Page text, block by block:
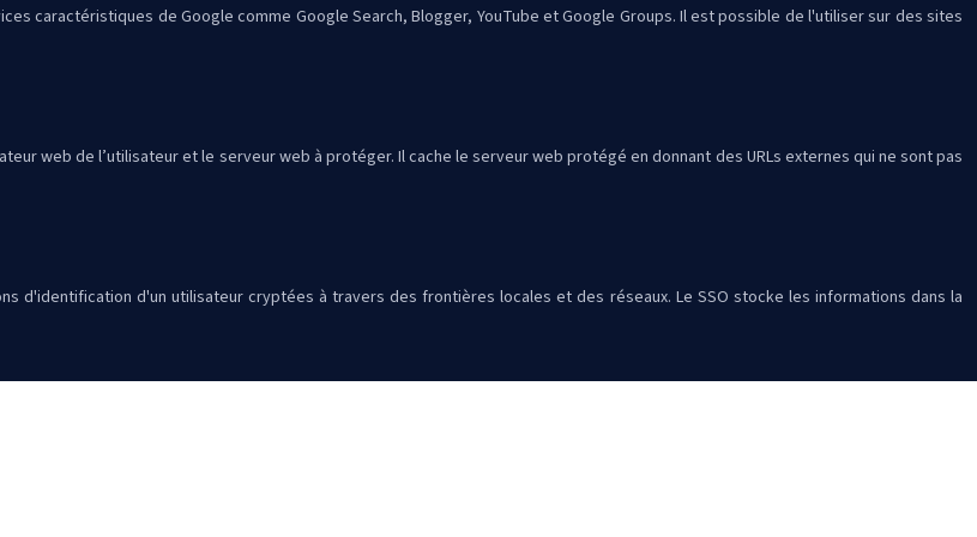
caractéristiques de Google comme Google Search, Blogger, YouTube et Google Groups. Il est possible de l'utiliser sur des sites
web de l’utilisateur et le serveur web à protéger. Il cache le serveur web protégé en donnant des URLs externes qui ne sont pas
d'identification d'un utilisateur cryptées à travers des frontières locales et des réseaux. Le SSO stocke les informations dans la